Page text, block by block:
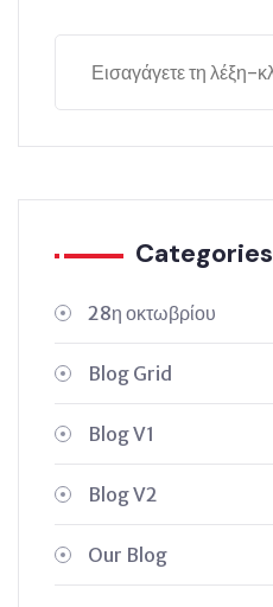
Categories
28η οκτωβρίου
Blog Grid
Blog V1
Blog V2
Our Blog